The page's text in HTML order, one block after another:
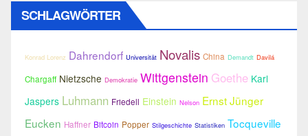
SCHLAGWÖRTER
Konrad Lorenz Dahrendorf Universität Novalis China Demandt Davilá
Chargaff Nietzsche Demokratie Wittgenstein Goethe Karl
Jaspers Luhmann Friedell Einstein Nelson Ernst Jünger
Eucken Haffner Bitcoin Popper Stilgeschichte Statistiken Tocqueville